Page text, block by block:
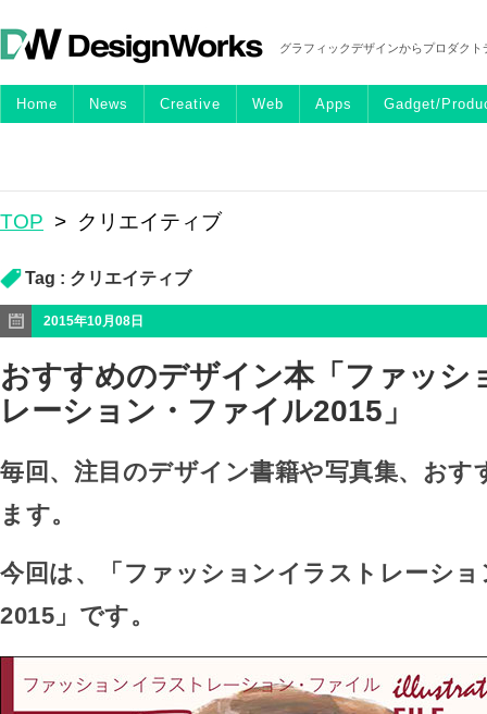
グラフィックデザインからプロダク
Home News Creative Web Apps Gadget/
TOP > クリエイティブ
Tag : クリエイティブ
2015年10月08日
おすすめのデザイン本「ファッシ
レーション・ファイル2015」
毎回、注目のデザイン書籍や写真集、おす
ます。
今回は、「ファッションイラストレーシ
2015」です。